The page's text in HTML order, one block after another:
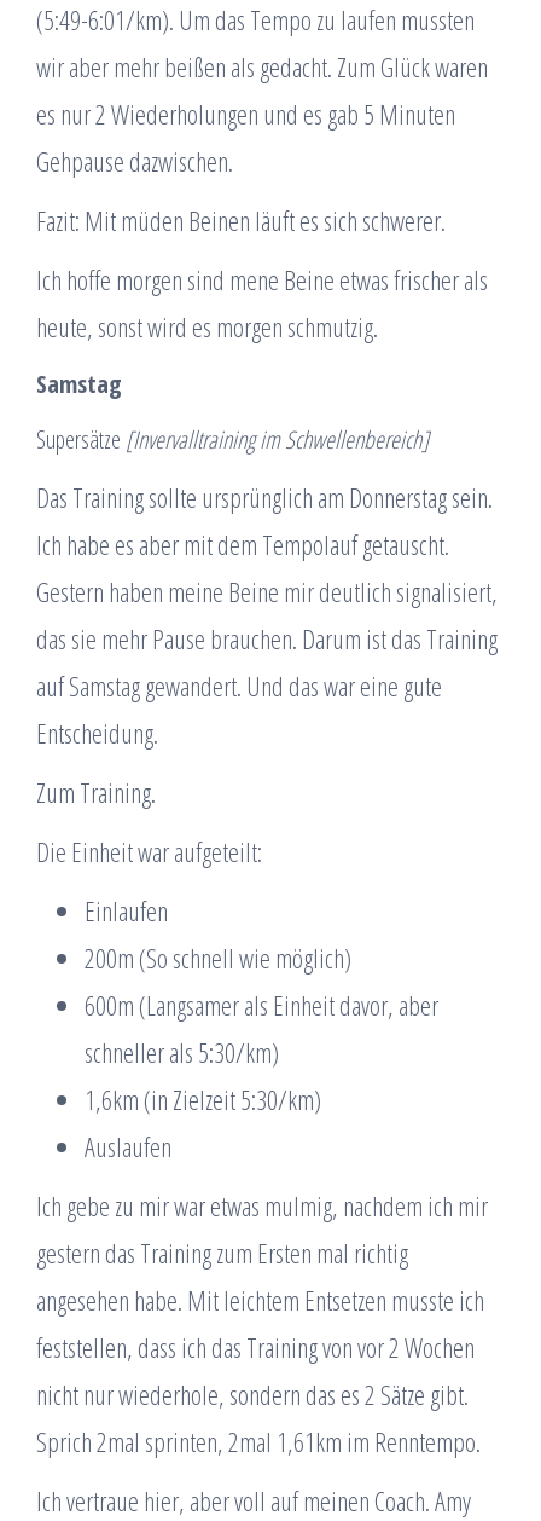
(5:49-6:01/km). Um das Tempo zu laufen mussten
wir aber mehr beißen als gedacht. Zum Glück waren
es nur 2 Wiederholungen und es gab 5 Minuten
Gehpause dazwischen.
Fazit: Mit müden Beinen läuft es sich schwerer.
Ich hoffe morgen sind mene Beine etwas frischer als
heute, sonst wird es morgen schmutzig.
Samstag
Supersätze [Invervalltraining im Schwellenbereich]
Das Training sollte ursprünglich am Donnerstag sein.
Ich habe es aber mit dem Tempolauf getauscht.
Gestern haben meine Beine mir deutlich signalisiert,
das sie mehr Pause brauchen. Darum ist das Training
auf Samstag gewandert. Und das war eine gute
Entscheidung.
Zum Training.
Die Einheit war aufgeteilt:
Einlaufen
200m (So schnell wie möglich)
600m (Langsamer als Einheit davor, aber
schneller als 5:30/km)
1,6km (in Zielzeit 5:30/km)
Auslaufen
Ich gebe zu mir war etwas mulmig, nachdem ich mir
gestern das Training zum Ersten mal richtig
angesehen habe. Mit leichtem Entsetzen musste ich
feststellen, dass ich das Training von vor 2 Wochen
nicht nur wiederhole, sondern das es 2 Sätze gibt.
Sprich 2mal sprinten, 2mal 1,61km im Renntempo.
Ich vertraue hier, aber voll auf meinen Coach. Amy